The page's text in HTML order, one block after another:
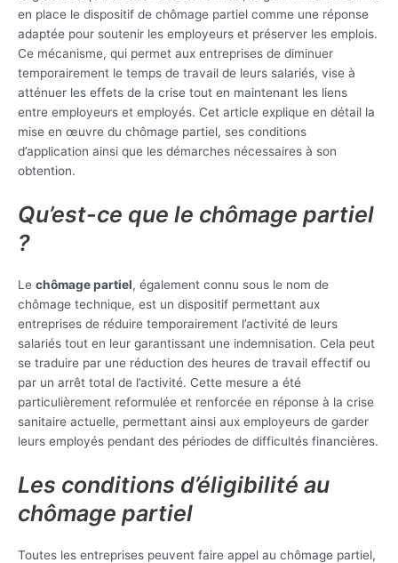
en place le dispositif de chômage partiel comme une réponse
adaptée pour soutenir les employeurs et préserver les emplois.
Ce mécanisme, qui permet aux entreprises de diminuer
temporairement le temps de travail de leurs salariés, vise à
atténuer les effets de la crise tout en maintenant les liens
entre employeurs et employés. Cet article explique en détail la
mise en œuvre du chômage partiel, ses conditions
d’application ainsi que les démarches nécessaires à son
obtention.
Qu’est-ce que le chômage partiel
?
Le chômage partiel, également connu sous le nom de
chômage technique, est un dispositif permettant aux
entreprises de réduire temporairement l’activité de leurs
salariés tout en leur garantissant une indemnisation. Cela peut
se traduire par une réduction des heures de travail effectif ou
par un arrêt total de l’activité. Cette mesure a été
particulièrement reformulée et renforcée en réponse à la crise
sanitaire actuelle, permettant ainsi aux employeurs de garder
leurs employés pendant des périodes de difficultés financières.
Les conditions d’éligibilité au
chômage partiel
Toutes les entreprises peuvent faire appel au chômage partiel,